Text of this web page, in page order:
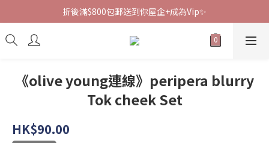
折後滿$800包郵送到你屋企+成為Vip✨
《olive young連線》peripera blurry
Tok cheek Set
HK$90.00